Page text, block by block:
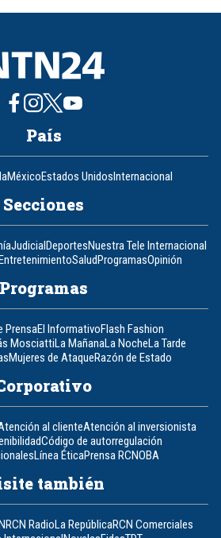
País
MéxicoEstados UnidosInternacional
Secciones
JudicialDeportesNuestra Tele Internacional
SaludProgramasOpinión
Programas
PrensaEl InformativoFlash Fashion
MosciattiLa MañanaLa NocheLa Tarde
Mujeres de AtaqueRazón de Estado
al clienteAtención al inversionista
Código de autorregulación
Línea ÉticaPrensa RCNOBA
también
RCN RadioLa RepúblicaRCN Comerciales